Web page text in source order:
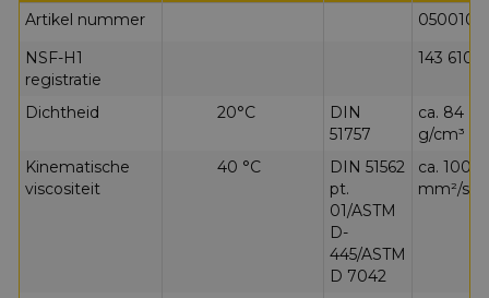
Artikel nummer
050010
NSF-H1
registratie
143 610
Dichtheid 20°C
DIN
51757
ca. 84
g/cm³
Kinematische
viscositeit
40 °C
DIN 51562
pt.
01/ASTM
D-
445/ASTM
D 7042
ca. 100
mm²/s